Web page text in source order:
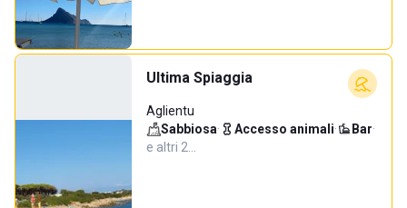
Ultima Spiaggia
Aglientu
Sabbiosa· Accesso animali· Bar·
e altri 2…